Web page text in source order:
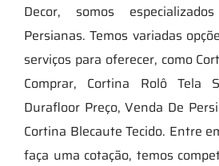
Decor, somos
Persianas. Temos variadas
serviços para oferecer, como
Comprar, Cortina Rolô Tela
Durafloor Preço, Venda De
Cortina Blecaute Tecido. Entre
faça uma cotação, temos